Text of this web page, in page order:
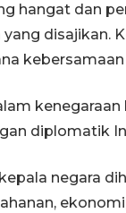
hangat dan
disajikan.
diplomatik
negara